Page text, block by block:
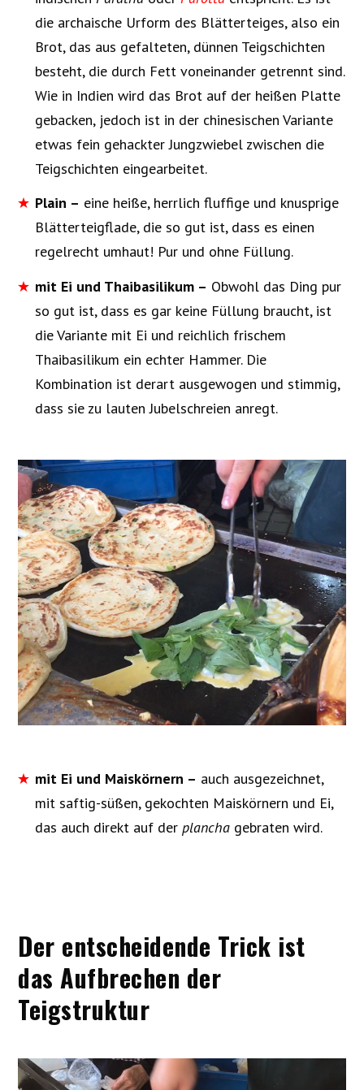
die archaische Urform des Blätterteiges, also ein
Brot, das aus gefalteten, dünnen Teigschichten
besteht, die durch Fett voneinander getrennt sind.
Wie in Indien wird das Brot auf der heißen Platte
gebacken, jedoch ist in der chinesischen Variante
etwas fein gehackter Jungzwiebel zwischen die
Teigschichten eingearbeitet.
Plain – eine heiße, herrlich fluffige und knusprige
Blätterteigflade, die so gut ist, dass es einen
regelrecht umhaut! Pur und ohne Füllung.
mit Ei und Thaibasilikum – Obwohl das Ding pur
so gut ist, dass es gar keine Füllung braucht, ist
die Variante mit Ei und reichlich frischem
Thaibasilikum ein echter Hammer. Die
Kombination ist derart ausgewogen und stimmig,
dass sie zu lauten Jubelschreien anregt.
mit Ei und Maiskörnern – auch ausgezeichnet,
mit saftig-süßen, gekochten Maiskörnern und Ei,
das auch direkt auf der planchagebraten wird.
Der entscheidende Trick ist
das Aufbrechen der
Teigstruktur